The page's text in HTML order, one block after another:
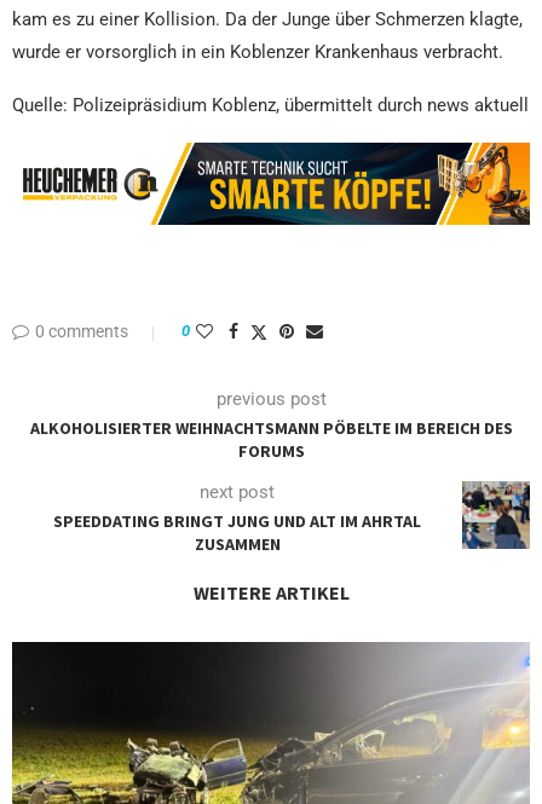
kam es zu einer Kollision. Da der Junge über Schmerzen klagte,
wurde er vorsorglich in ein Koblenzer Krankenhaus verbracht.
Quelle: Polizeipräsidium Koblenz, übermittelt durch news aktuell
0 comments 0
previous post
ALKOHOLISIERTER WEIHNACHTSMANN PÖBELTE IM BEREICH DES
FORUMS
next post
SPEEDDATING BRINGT JUNG UND ALT IM AHRTAL
ZUSAMMEN
WEITERE ARTIKEL